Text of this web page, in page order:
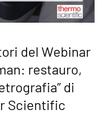
del Webinar
restauro,
di
Scientific